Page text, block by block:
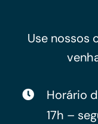
Use nossos
Horário
17h –